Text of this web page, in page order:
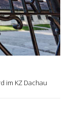
im KZ Dachau